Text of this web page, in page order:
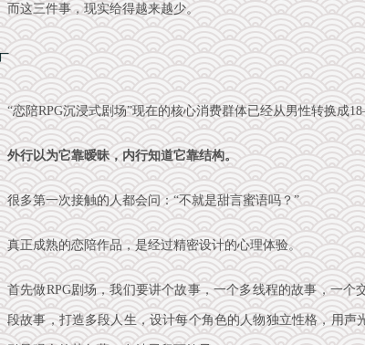
而这三件事，现实给得越来越少。
“恋陪RPG沉浸式剧场”现在的核心消费群体已经从男性转换成
外行以为它靠暧昧，内行知道它靠结构。
很多第一次接触的人都会问：“不就是甜言蜜语吗？”
真正成熟的恋陪作品，是经过精密设计的心理体验。
首先做RPG剧场，我们要讲个故事，一个多线程的故事，一
段故事，打造多段人生，设计每个角色的人物独立性格，用